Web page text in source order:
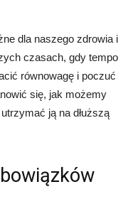
dla naszego zdrowia i
czasach, gdy tempo
równowagę i poczuć
się, jak możemy
ją na dłuższą